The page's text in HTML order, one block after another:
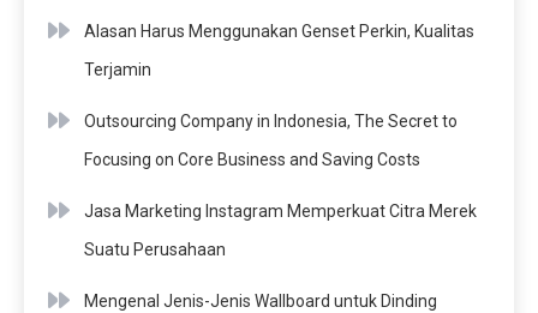
Alasan Harus Menggunakan Genset Perkin, Kualitas
Terjamin
Outsourcing Company in Indonesia, The Secret to
Focusing on Core Business and Saving Costs
Jasa Marketing Instagram Memperkuat Citra Merek
Suatu Perusahaan
Mengenal Jenis-Jenis Wallboard untuk Dinding